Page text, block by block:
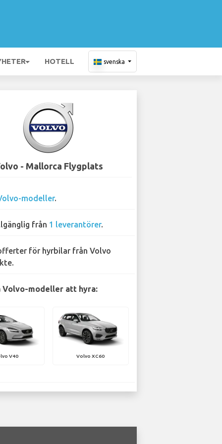
HOTELL svenska
- Mallorca Flygplats
modeller.
från 1 leverantörer.
för hyrbilar från Volvo
Volvo-modeller att hyra:
V40 Volvo XC60